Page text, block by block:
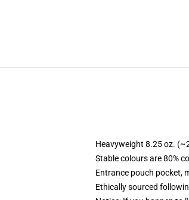
Heavyweight 8.25 oz.
Stable colours are 80%
Entrance pouch pocket,
Ethically sourced